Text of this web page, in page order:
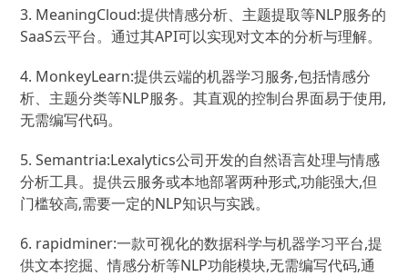
3. MeaningCloud:提供情感分析、主题提取等NLP服务的
SaaS云平台。通过其API可以实现对文本的分析与理解。
4. MonkeyLearn:提供云端的机器学习服务,包括情感分
析、主题分类等NLP服务。其直观的控制台界面易于使用,
无需编写代码。
5. Semantria:Lexalytics公司开发的自然语言处理与情感
分析工具。提供云服务或本地部署两种形式,功能强大,但
门槛较高,需要一定的NLP知识与实践。
6. rapidminer:一款可视化的数据科学与机器学习平台,提
供文本挖掘、情感分析等NLP功能模块,无需编写代码,通